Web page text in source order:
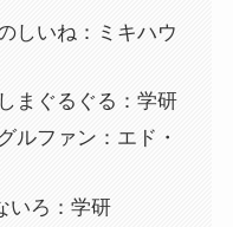
しいね：ミキハウ
まぐるぐる：学研
ルファン：エド・
いろ：学研